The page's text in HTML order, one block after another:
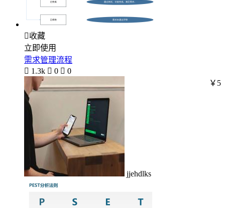
收藏
立即使用
需求管理流程
 1.3k  0  0
jjehdlks
￥5